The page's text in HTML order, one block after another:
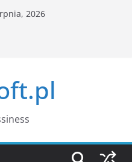
2026